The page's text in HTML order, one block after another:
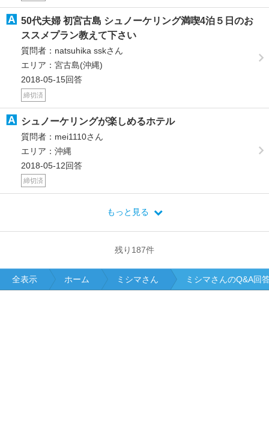
50代夫婦 初宮古島 シュノーケリング満喫4泊５日のお
ススメプラン教えて下さい
質問者：natsuhika sskさん
エリア：宮古島(沖縄)
2018-05-15回答
締切済
シュノーケリングが楽しめるホテル
質問者：mei1110さん
エリア：沖縄
2018-05-12回答
締切済
もっと見る
残り 187件
全表示 ホーム ミシマさん ミシマさんのQ&A回